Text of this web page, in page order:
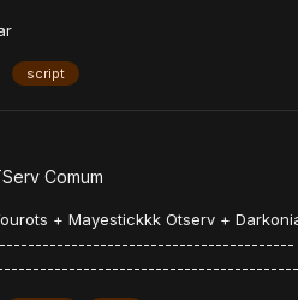
script
Comum
+ Mayestickkk Otserv +